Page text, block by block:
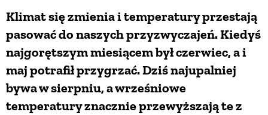
Klimat się zmienia i temperatury przestają
pasować do naszych przyzwyczajeń. Kiedyś
najgorętszym miesiącem był czerwiec, a i
maj potrafił przygrzać. Dziś najupalniej
bywa w sierpniu, a wrześniowe
temperatury znacznie przewyższają te z